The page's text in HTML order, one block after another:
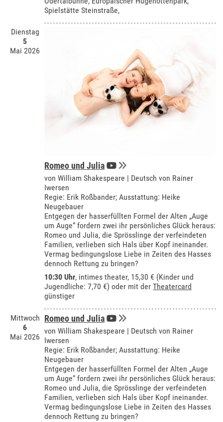
Spielstätte Steinstraße,
Dienstag
5
Mai 2026
Romeo und Julia
von William Shakespeare | Deutsch von Rainer
Iwersen
Regie: Erik Roßbander; Ausstattung: Heike
Neugebauer
Entgegen der hasserfüllten Formel der Alten „Auge
um Auge“ fordern zwei ihr persönliches Glück heraus:
Romeo und Julia, die Sprösslinge der verfeindeten
Familien, verlieben sich Hals über Kopf ineinander.
Vermag bedingungslose Liebe in Zeiten des Hasses
dennoch Rettung zu bringen?
10:30 Uhr, intimes theater, 15,30 € (Kinder und
Jugendliche: 7,70 €) oder mit derTheatercard
günstiger
Mittwoch
6
Mai 2026
Romeo und Julia
von William Shakespeare | Deutsch von Rainer
Iwersen
Regie: Erik Roßbander; Ausstattung: Heike
Neugebauer
Entgegen der hasserfüllten Formel der Alten „Auge
um Auge“ fordern zwei ihr persönliches Glück heraus:
Romeo und Julia, die Sprösslinge der verfeindeten
Familien, verlieben sich Hals über Kopf ineinander.
Vermag bedingungslose Liebe in Zeiten des Hasses
dennoch Rettung zu bringen?